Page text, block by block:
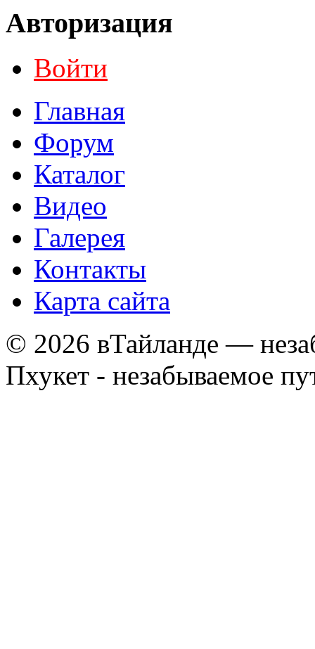
Авторизация
Войти
Главная
Форум
Каталог
Видео
Галерея
Контакты
Карта сайта
© 2026 вТайланде —
Пхукет - незабываемое